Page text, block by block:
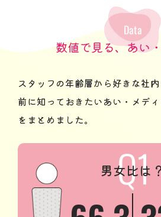
Data
数値で見る、あい
スタッフの年齢層から好きな社
前に知っておきたいあい・メデ
をまとめました。
男女比は？